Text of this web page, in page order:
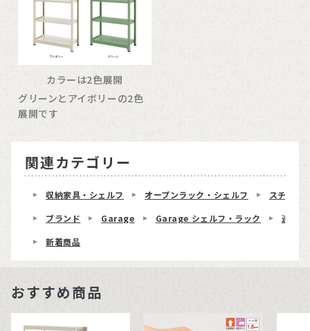
カラーは2色展開
グリーンとアイボリーの2色
展開です
関連カテゴリー
収納家具・シェルフ オープンラック・シェルフ
スチール
ブランド
Garage Garage シェルフ・ラック
連結
新着商品
おすすめ商品